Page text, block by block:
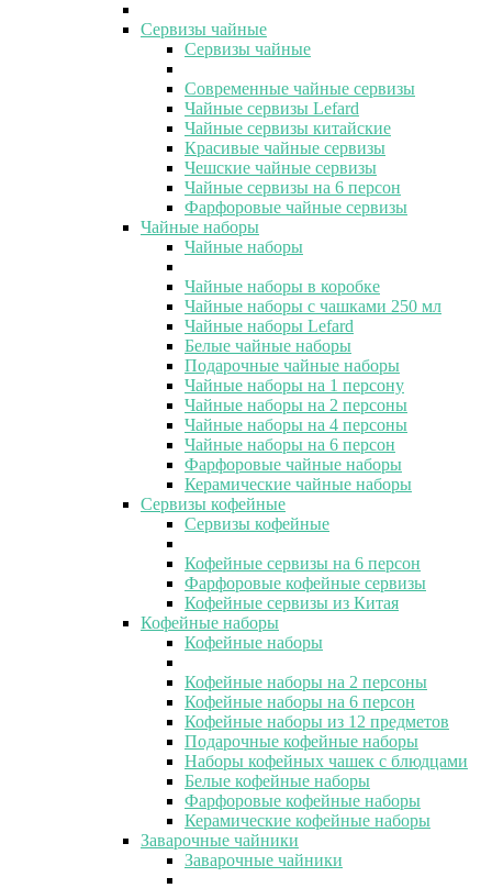
Сервизы чайные
Сервизы чайные
Современные чайные сервизы
Чайные сервизы Lefard
Чайные сервизы китайские
Красивые чайные сервизы
Чешские чайные сервизы
Чайные сервизы на 6 персон
Фарфоровые чайные сервизы
Чайные наборы
Чайные наборы
Чайные наборы в коробке
Чайные наборы с чашками 250 мл
Чайные наборы Lefard
Белые чайные наборы
Подарочные чайные наборы
Чайные наборы на 1 персону
Чайные наборы на 2 персоны
Чайные наборы на 4 персоны
Чайные наборы на 6 персон
Фарфоровые чайные наборы
Керамические чайные наборы
Сервизы кофейные
Сервизы кофейные
Кофейные сервизы на 6 персон
Фарфоровые кофейные сервизы
Кофейные сервизы из Китая
Кофейные наборы
Кофейные наборы
Кофейные наборы на 2 персоны
Кофейные наборы на 6 персон
Кофейные наборы из 12 предметов
Подарочные кофейные наборы
Наборы кофейных чашек с блюдцами
Белые кофейные наборы
Фарфоровые кофейные наборы
Керамические кофейные наборы
Заварочные чайники
Заварочные чайники